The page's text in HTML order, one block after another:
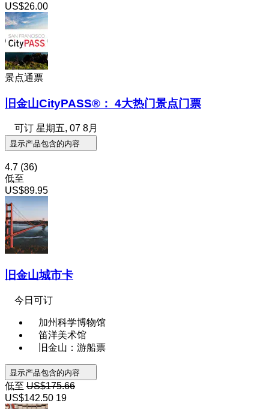
US$26.00
景点通票
旧金山CityPASS®： 4大热门景点门票
可订 星期五, 07 8月
显示产品包含的内容
4.7 (36)
低至
US$89.95
旧金山城市卡
今日可订
加州科学博物馆
笛洋美术馆
旧金山：游船票
显示产品包含的内容
低至 US$175.66
US$142.50 19